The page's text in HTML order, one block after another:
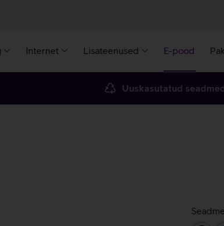
Internet Lisateenused E-pood
Uuskasutatud